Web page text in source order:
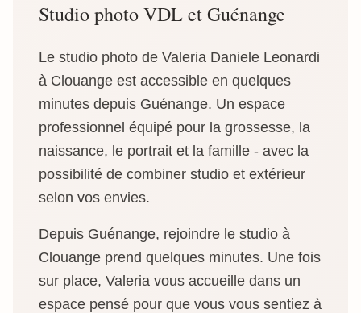
Studio photo VDL et Guénange
Le studio photo de Valeria Daniele Leonardi
à Clouange est accessible en quelques
minutes depuis Guénange. Un espace
professionnel équipé pour la grossesse, la
naissance, le portrait et la famille - avec la
possibilité de combiner studio et extérieur
selon vos envies.
Depuis Guénange, rejoindre le studio à
Clouange prend quelques minutes. Une fois
sur place, Valeria vous accueille dans un
espace pensé pour que vous vous sentiez à